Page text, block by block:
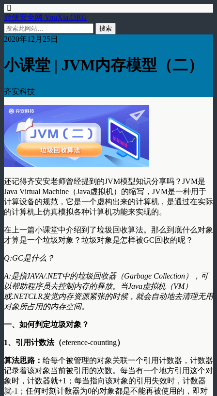
游侠安全网 YouXia.ORG
2020年12月25日
小课堂 | JVM内存模型（二）
齐安科技
还记得齐安安老师曾经提到的JVM模型知识分享吗？JVM是
Java Virtual Machine（Java虚拟机）的缩写，JVM是一种用于
计算设备的规范，它是一个虚构出来的计算机，是通过在实际
的计算机上仿真模拟各种计算机功能来实现的。
在上一篇小课堂中介绍到了垃圾回收算法。那么到底什么对象
才算是一个垃圾对象？垃圾对象是怎样被GC回收的呢？
Q:GC是什么？
A:是指JAVA/.NET中的垃圾回收器（Garbage Collection），可
以帮助程序员去控制内存的释放。当Java虚拟机（VM）
或.NETCLR发觉内存资源紧张的时候，就会自动地去清理无用
对象所占用的内存空间。
一、如何判定垃圾对象？
1、引用计数法（eference-counting）
算法思路： 给每个被管理的对象关联一个引用计数器，计数器
记录着该对象当前被引用的次数。每当有一个地方引用这个对
象时，计数器就+1；每当指向该对象的引用失效时，计数器
就-1；任何时刻计数器为0的对象都是不能再被使用的，即对